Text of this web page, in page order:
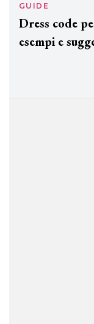
GUIDE
Dress code
esempi e